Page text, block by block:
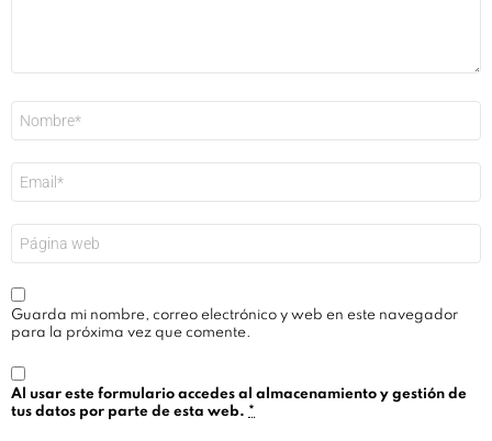
electrónico
*
Guarda mi nombre, correo electrónico y web en este navegador
para la próxima vez que comente.
Al usar este formulario accedes al almacenamiento y gestión de
tus datos por parte de esta web. *